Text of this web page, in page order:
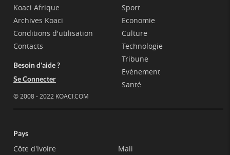
Koaci Afrique
Archives Koaci
Conditions d'utilisation
Contacts
Besoin d'aide ?
Se Connecter
© 2008 - 2022 KOACI.COM
Sport
Economie
Culture
Technologie
Tribune
Evènement
Santé
Pays
Côte d'Ivoire
Mali